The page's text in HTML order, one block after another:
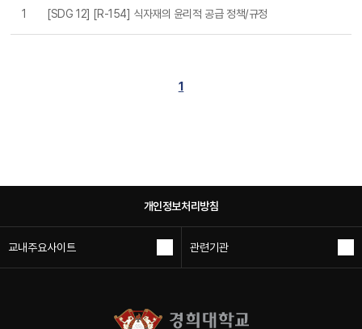
1 [SDG 12] [R-154] 식자재의 윤리적 공급 정책/규정
1
개인정보처리방침
교내주요사이트 관련기관